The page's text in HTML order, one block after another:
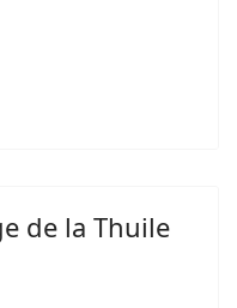
de la Thuile